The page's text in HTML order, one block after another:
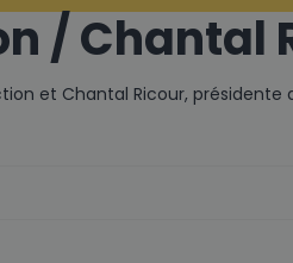
/ Chantal
et Chantal Ricour, présidente